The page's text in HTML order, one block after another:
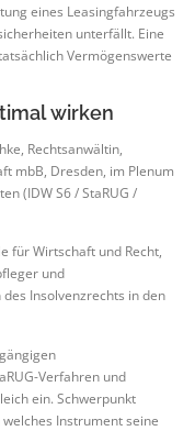
eines Leasingfahrzeugs
unterfällt. Eine
Vermögenswerte
wirken
Rechtsanwältin,
mbB, Dresden, im Plenum
(IDW S6 / StaRUG /
für Wirtschaft und Recht,
und
Insolvenzrechts in den
Verfahren und
ein. Schwerpunkt
Instrument seine